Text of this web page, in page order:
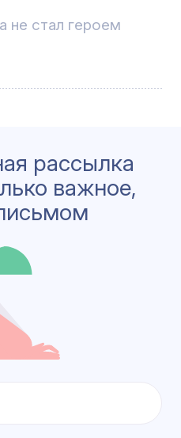
не стал героем
рассылка
важное,